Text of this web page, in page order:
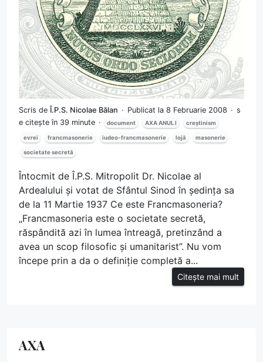
Scris deÎ.P.S. Nicolae Bălan Publicat la 8 Februarie 2008
s
e citește în 39 minute
document AXA ANUL I creștinism
evrei francmasonerie iudeo-francmasonerie lojă masonerie
societate secretă
Întocmit de Î.P.S. Mitropolit Dr. Nicolae al
Ardealului și votat de Sfântul Sinod în ședința sa
de la 11 Martie 1937 Ce este Francmasoneria?
„Francmasoneria este o societate secretă,
răspândită azi în lumea întreagă, pretinzând a
avea un scop filosofic și umanitarist”. Nu vom
începe prin a da o definiție completă a...
Citește mai mult
AXA